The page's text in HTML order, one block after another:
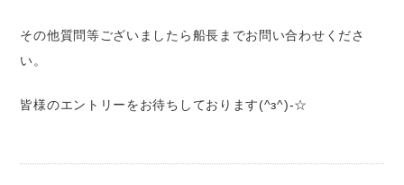
その他質問等ございましたら船長までお問い合わせくださ
い。
皆様のエントリーをお待ちしております(^з^)-☆